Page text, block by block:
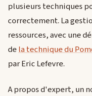
plusieurs techniques
correctement. La
ressources, avec une
dela technique du
par Eric Lefevre.
A propos d'expert, un